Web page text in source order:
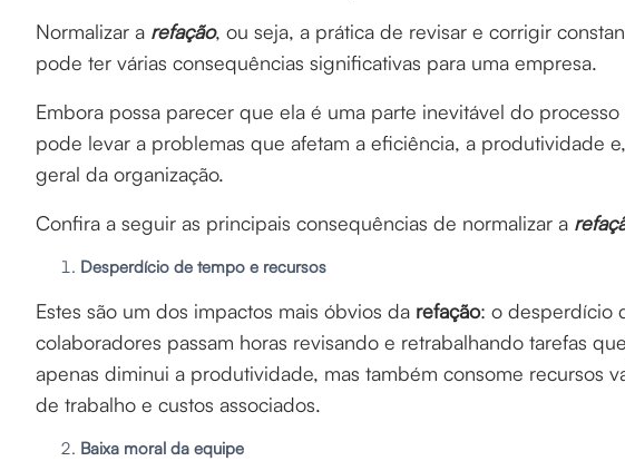
Normalizar a refação, ou seja, a prática de revisar e corrigir
pode ter várias consequências significativas para uma empresa.
Embora possa parecer que ela é uma parte inevitável do
pode levar a problemas que afetam a eficiência, a produtividade
geral da organização.
Confira a seguir as principais consequências de normalizar a
Desperdício de tempo e recursos
Estes são um dos impactos mais óbvios da refação: o desperdício
colaboradores passam horas revisando e retrabalhando tarefas
apenas diminui a produtividade, mas também consome recursos
de trabalho e custos associados.
Baixa moral da equipe